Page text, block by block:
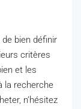
bien définir
critères
et les
la recherche
n’hésitez